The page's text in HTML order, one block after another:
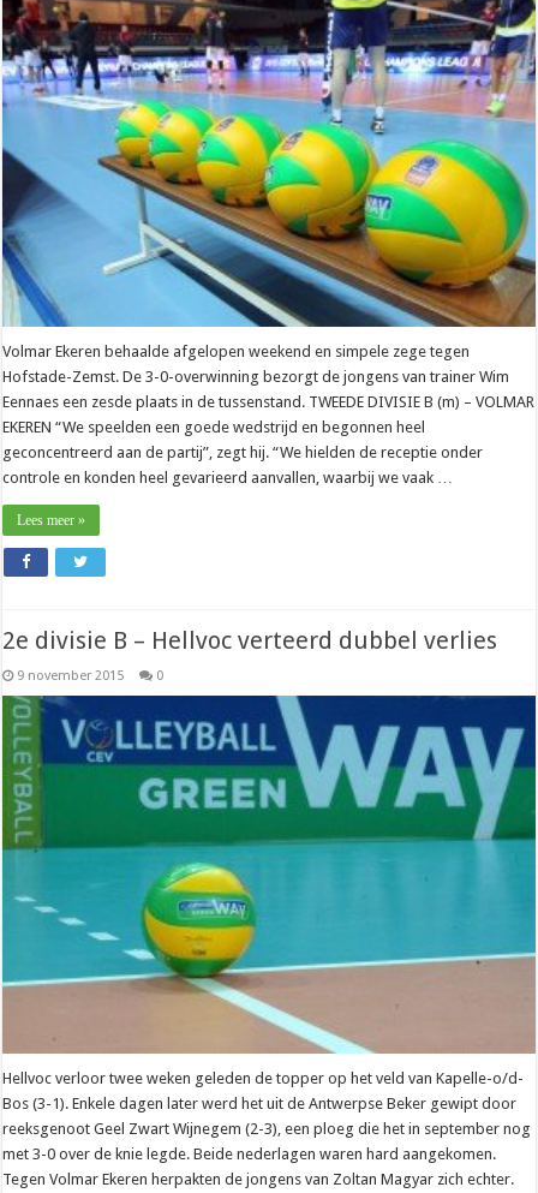
Volmar Ekeren behaalde afgelopen weekend en simpele zege tegen
Hofstade-Zemst. De 3-0-overwinning bezorgt de jongens van trainer Wim
Eennaes een zesde plaats in de tussenstand. TWEEDE DIVISIE B (m) – VOLMAR
EKEREN “We speelden een goede wedstrijd en begonnen heel
geconcentreerd aan de partij”, zegt hij. “We hielden de receptie onder
controle en konden heel gevarieerd aanvallen, waarbij we vaak …
Lees meer »
2e divisie B – Hellvoc verteerd dubbel verlies
9 november 2015 0
Hellvoc verloor twee weken geleden de topper op het veld van Kapelle-o/d-
Bos (3-1). Enkele dagen later werd het uit de Antwerpse Beker gewipt door
reeksgenoot Geel Zwart Wijnegem (2-3), een ploeg die het in september nog
met 3-0 over de knie legde. Beide nederlagen waren hard aangekomen.
Tegen Volmar Ekeren herpakten de jongens van Zoltan Magyar zich echter.